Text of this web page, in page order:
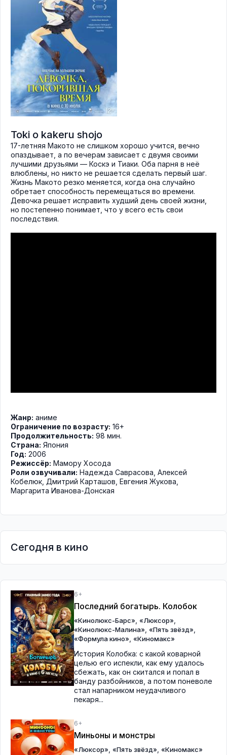
Toki o kakeru shojo
17-летняя Макото не слишком хорошо учится, вечно
опаздывает, а по вечерам зависает с двумя своими
лучшими друзьями — Коскэ и Тиаки. Оба парня в неё
влюблены, но никто не решается сделать первый шаг.
Жизнь Макото резко меняется, когда она случайно
обретает способность перемещаться во времени.
Девочка решает исправить худший день своей жизни,
но постепенно понимает, что у всего есть свои
последствия.
Жанр: аниме
Ограничение по возрасту: 16+
Продолжительность: 98 мин.
Страна: Япония
Год: 2006
Режиссёр: Мамору Хосода
Роли озвучивали: Надежда Саврасова, Алексей
Кобелюк, Дмитрий Карташов, Евгения Жукова,
Маргарита Иванова-Донская
Сегодня в кино
6+
Последний богатырь. Колобок
«Кинолюкс-Барс», «Люксор»,
«Кинолюкс-Малина», «Пять звёзд»,
«Формула кино», «Киномакс»
История Колобка: с какой коварной
целью его испекли, как ему удалось
сбежать, как он скитался и попал в
банду разбойников, а потом поневоле
стал напарником неудачливого
пекаря...
6+
Миньоны и монстры
«Люксор», «Пять звёзд», «Киномакс»